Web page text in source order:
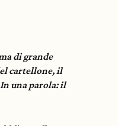
di grande
cartellone, il
una parola: il